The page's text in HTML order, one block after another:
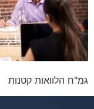
גמ"ח הלוואות קטנות